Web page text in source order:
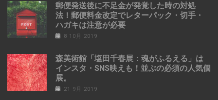
郵便発送後に不足金が発覚した時の対処
法！郵便料金改定でレターパック・切手・
ハガキは注意が必要
8 10月 2019
森美術館「塩田千春展：魂がふるえる」は
インスタ・SNS映えも！並ぶの必須の人気個
展。
21 9月 2019